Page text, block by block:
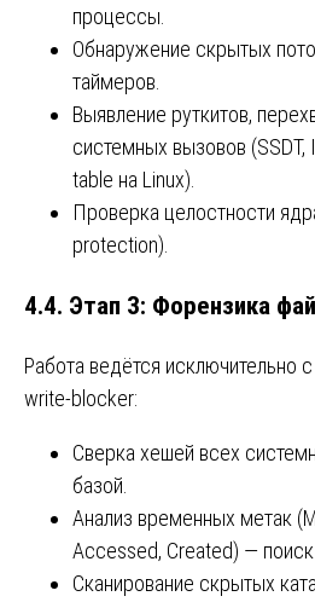
процессы.
Обнаружение скрытых
таймеров.
Выявление руткитов,
системных вызовов (SSDT,
table на Linux).
Проверка целостности
protection).
4.4. Этап 3: Форензика
Работа ведётся исключительно
write-blocker:
Сверка хешей всех
базой.
Анализ временных метак
Accessed, Created) — поиск
Сканирование скрытых